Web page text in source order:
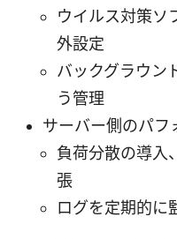
ウイルス対策ソ
外設定
バックグラウン
う管理
サーバー側のパフ
負荷分散の導入
張
ログを定期的に